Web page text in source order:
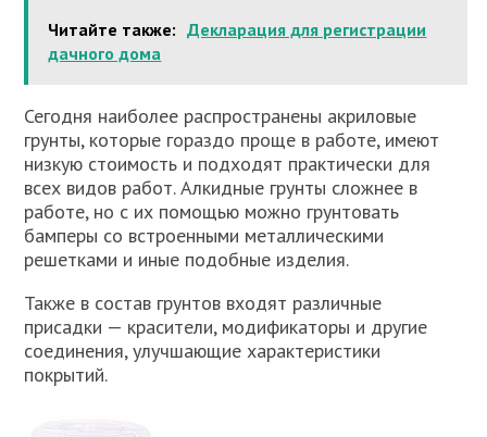
Читайте также: Декларация для регистрации
дачного дома
Сегодня наиболее распространены акриловые
грунты, которые гораздо проще в работе, имеют
низкую стоимость и подходят практически для
всех видов работ. Алкидные грунты сложнее в
работе, но с их помощью можно грунтовать
бамперы со встроенными металлическими
решетками и иные подобные изделия.
Также в состав грунтов входят различные
присадки — красители, модификаторы и другие
соединения, улучшающие характеристики
покрытий.